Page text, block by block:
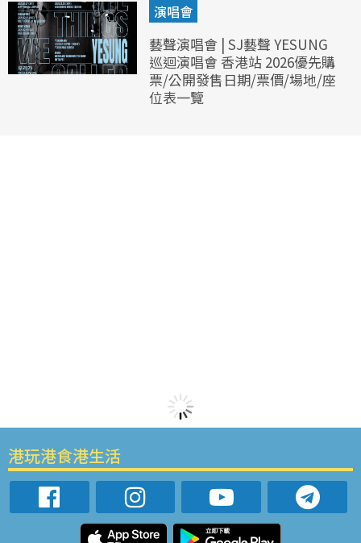
演唱會
藝聲演唱會 | SJ藝聲 YESUNG
巡迴演唱會 香港站 2026優先購
票/公開發售日期/票價/場地/座
位表一覽
港玩港食港生活